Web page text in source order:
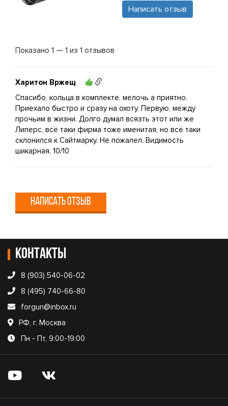
Написать отзыв
Показано 1 — 1 из 1 отзывов
Харитон Вржещ
Спасибо, кольца в комплекте, мелочь а приятно.
Приехало быстро и сразу на охоту. Первую, между
прочьим в жизни. Долго думал всязть этот или же
Липерс, всё таки фирма тоже именитая, но всё таки
склонился к Сайтмарку. Не пожалел. Видимость
шикарная. 10/10
НАПИСАТЬ ОТЗЫВ
Контакты
8 (903) 540-06-02
8 (495) 740-66-80
forgun@inbox.ru
РФ, г. Москва
Пн - Пт, 9:00-19:00